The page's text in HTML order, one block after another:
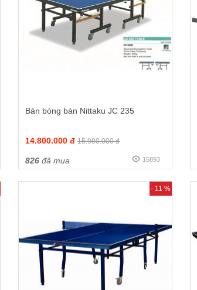
Bàn bóng bàn Nittaku JC 235
14.800.000 đ 15.980.000 đ
826 đã mua 15893
- 11 %